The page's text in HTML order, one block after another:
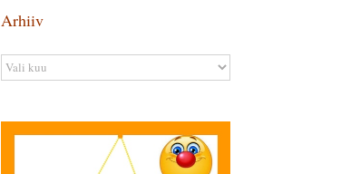
Arhiiv
Arhiiv